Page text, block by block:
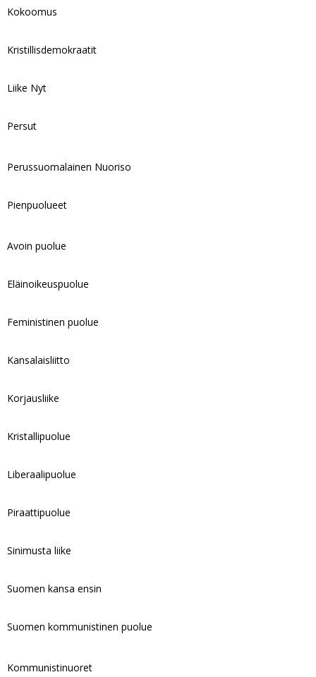
Kokoomus
Kristillisdemokraatit
Liike Nyt
Persut
Perussuomalainen Nuoriso
Pienpuolueet
Avoin puolue
Eläinoikeuspuolue
Feministinen puolue
Kansalaisliitto
Korjausliike
Kristallipuolue
Liberaalipuolue
Piraattipuolue
Sinimusta liike
Suomen kansa ensin
Suomen kommunistinen puolue
Kommunistinuoret